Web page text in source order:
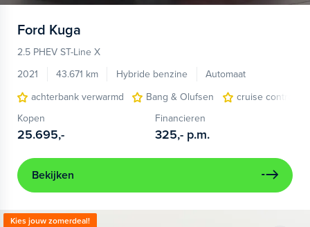
Ford Kuga
2.5 PHEV ST-Line X
2021
43.671 km Hybride benzine
Automaat
achterbank verwarmd
Bang & Olufsen
cruise control
Kopen
25.695,-
Financieren
325,- p.m.
Bekijken
Kies jouw zomerdeal!